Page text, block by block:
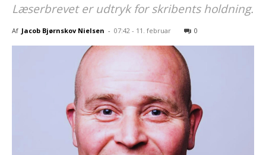
Læserbrevet er udtryk for skribents holdning.
Af Jacob Bjørnskov Nielsen - 07:42 - 11. februar 0